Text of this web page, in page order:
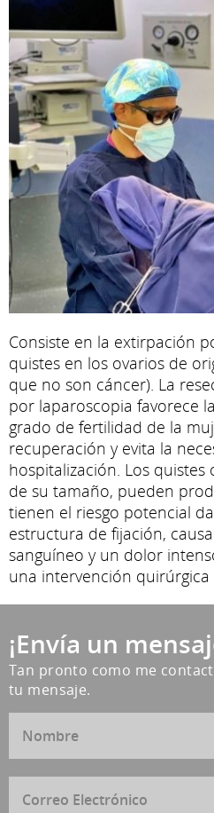
Consiste en la extirpación
quistes en los ovarios de
que no son cáncer). La
por laparoscopia favorece
grado de fertilidad de la
recuperación y evita la
hospitalización. Los
de su tamaño, pueden
tienen el riesgo potencial
estructura de fijación,
sanguíneo y un dolor
una intervención quirúrgica
¡Envía un
Tan pronto como me
tu mensaje.